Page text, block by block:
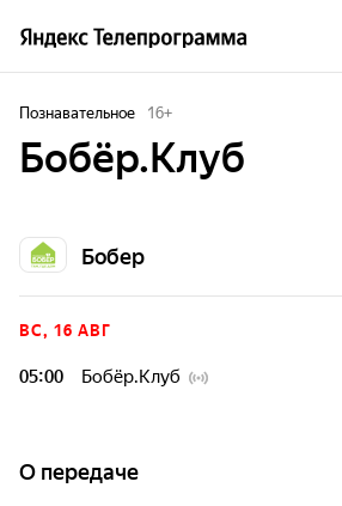
Познавательное 16+
Бобёр.Клуб
Бобер
ВС, 16 АВГ
05:00 Бобёр.Клуб
О передаче